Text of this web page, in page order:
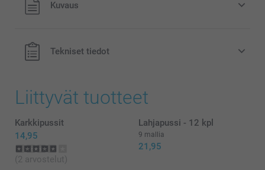
eivät sisällä postikuluja.
Kuvaus
Tekniset tiedot
Tilapäisesti loppu
parannetulla liimalla
Liittyvät tuotteet
Karkkipussit
14,95
(2 arvostelut)
Lahjapussi - 12 kpl
9 mallia
21,95